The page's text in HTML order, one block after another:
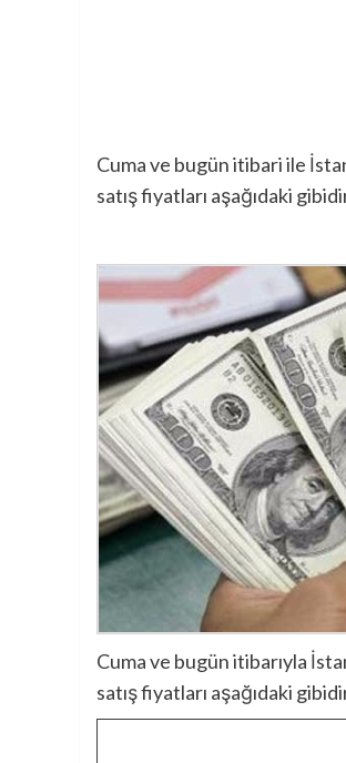
Cuma ve bugün itibari ile
satış fiyatları aşağıdaki
Cuma ve bugün itibarıyla
satış fiyatları aşağıdaki